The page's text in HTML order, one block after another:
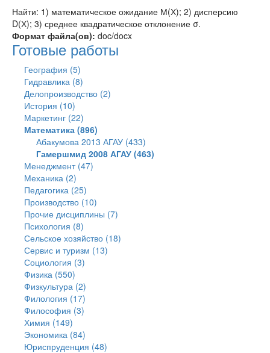
Найти: 1) математическое ожидание М(Х); 2) дисперсию
D(Х); 3) среднее квадратическое отклонение σ.
Формат файла(ов): doc/docx
Готовые работы
География (5)
Гидравлика (8)
Делопроизводство (2)
История (10)
Маркетинг (22)
Математика (896)
Абакумова 2013 АГАУ (433)
Гамершмид 2008 АГАУ (463)
Менеджмент (47)
Механика (2)
Педагогика (25)
Производство (10)
Прочие дисциплины (7)
Психология (8)
Сельское хозяйство (18)
Сервис и туризм (13)
Социология (3)
Физика (550)
Физкультура (2)
Филология (17)
Философия (3)
Химия (149)
Экономика (84)
Юриспруденция (48)